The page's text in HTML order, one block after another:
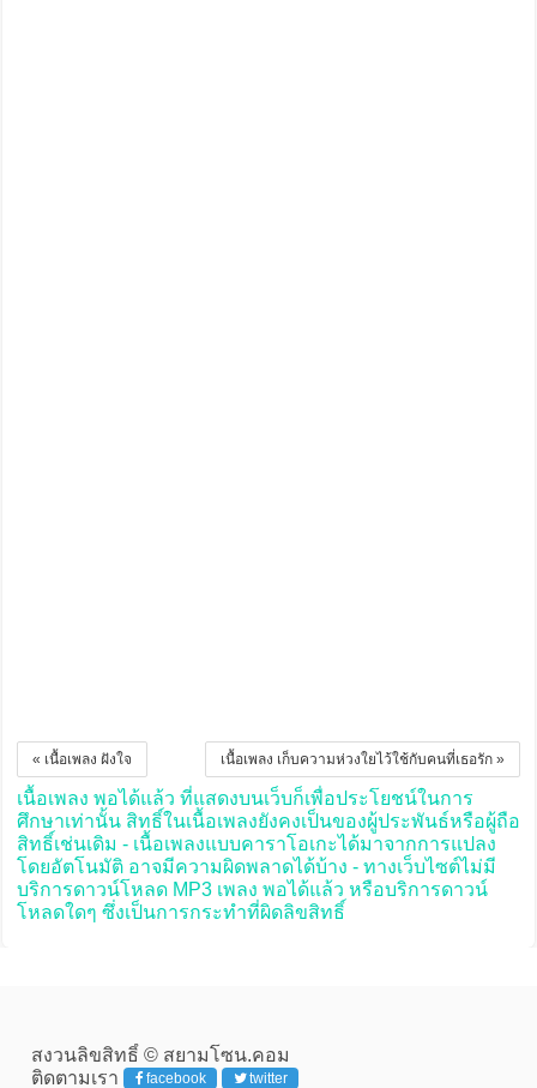
เนื้อเพลง เก็บความห่วงใยไว้ใช้กับคนที่เธอรัก »
« เนื้อเพลง ฝังใจ
เนื้อเพลง พอได้แล้ว ที่แสดงบนเว็บก็เพื่อประโยชน์ในการ
ศึกษาเท่านั้น สิทธิ์ในเนื้อเพลงยังคงเป็นของผู้ประพันธ์หรือผู้ถือ
สิทธิ์เช่นเดิม - เนื้อเพลงแบบคาราโอเกะได้มาจากการแปลง
โดยอัตโนมัติ อาจมีความผิดพลาดได้บ้าง - ทางเว็บไซต์ไม่มี
บริการดาวน์โหลด MP3 เพลง พอได้แล้ว หรือบริการดาวน์
โหลดใดๆ ซึ่งเป็นการกระทำที่ผิดลิขสิทธิ์
สงวนลิขสิทธิ์ © สยามโซน.คอม
ติดตามเรา
facebook twitter